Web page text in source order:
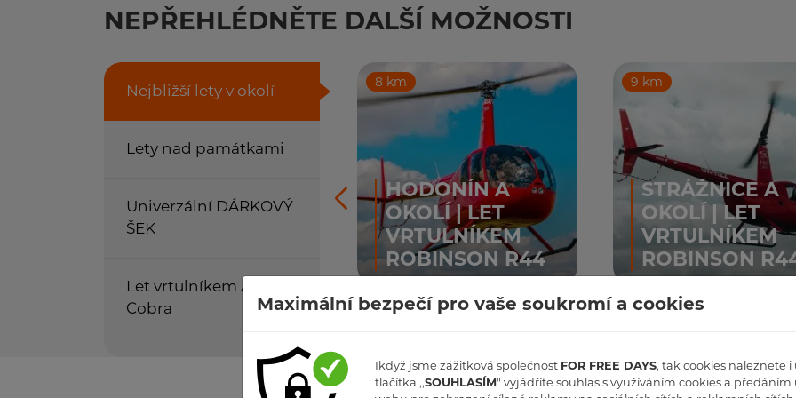
NEPŘEHLÉDNĚTE DALŠÍ MOŽNOSTI
Nejbližší lety v okolí
Lety nad památkami
Univerzální DÁRKOVÝ
ŠEK
Let vrtulníkem AH-1S
Cobra
HODONÍN A
OKOLÍ | LET
VRTULNÍKEM
ROBINSON R44
Cena od: 2 390
8 km
STRÁŽNICE A
OKOLÍ | LET
VRTULNÍKEM
ROBINSON
Cena od: 7 790
9 km
Maximální bezpečí pro vaše soukromí a cookies
Ikdyž jsme zážitková společnost FOR FREE DAYS, tak cookies naleznete
tlačítka ,,SOUHLASÍM" vyjádříte souhlas s využíváním cookies a